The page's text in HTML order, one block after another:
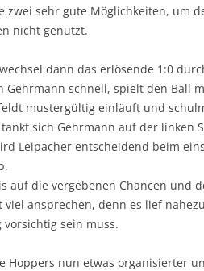
zwei sehr gute Möglichkeiten, um
nicht genutzt.
dann das erlösende 1:0
Gehrmann schnell, spielt den Ball
mustergültig einläuft und
sich Gehrmann auf der linken
Leipacher entscheidend beim
auf die vergebenen Chancen und
viel ansprechen, denn es lief
sein muss.
Hoppers nun etwas organisierter